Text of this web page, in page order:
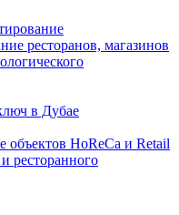
ресторанов, магазинов
в Дубае
объектов HoReCa и Retail
ресторанного